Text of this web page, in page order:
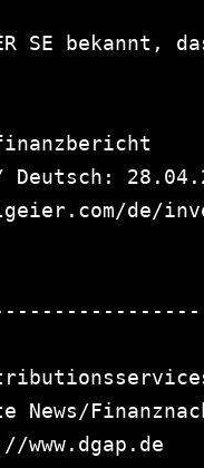
SE bekannt,
de/
News/